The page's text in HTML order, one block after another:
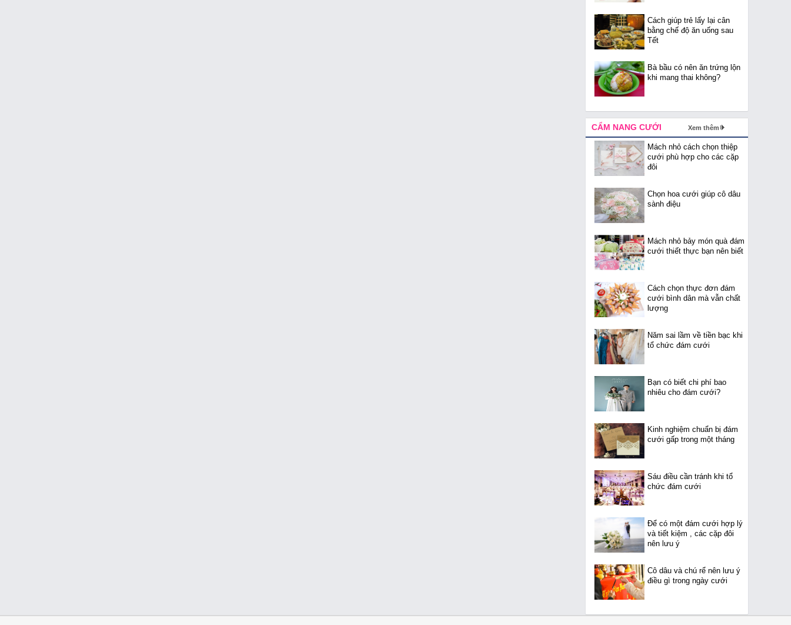
Cách giúp trẻ lấy lại cân
bằng chế độ ăn uống sau
Tết
Bà bầu có nên ăn trứng lộn
khi mang thai không?
CẨM NANG CƯỚI Xem thêm
Mách nhỏ cách chọn thiệp
cưới phù hợp cho các cặp
đôi
Chọn hoa cưới giúp cô dâu
sành điệu
Mách nhỏ bảy món quà đám
cưới thiết thực bạn nên biết
Cách chọn thực đơn đám
cưới bình dân mà vẫn chất
lượng
Năm sai lầm về tiền bạc khi
tổ chức đám cưới
Bạn có biết chi phí bao
nhiêu cho đám cưới?
Kinh nghiệm chuẩn bị đám
cưới gấp trong một tháng
Sáu điều cần tránh khi tổ
chức đám cưới
Để có một đám cưới hợp lý
và tiết kiệm , các cặp đôi
nên lưu ý
Cô dâu và chú rể nên lưu ý
điều gì trong ngày cưới